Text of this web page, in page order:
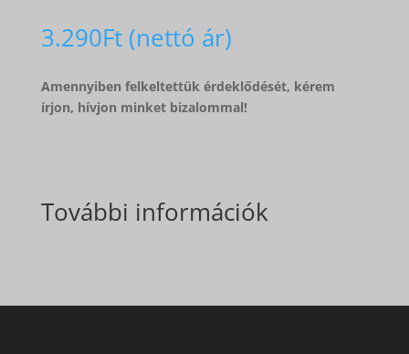
3.290Ft
Amennyiben felkeltettük érdeklődését, kérem
írjon, hívjon minket bizalommal!
További információk